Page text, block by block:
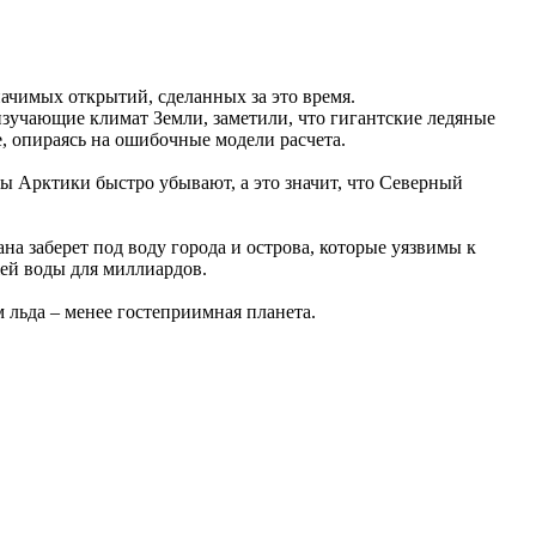
открытий, сделанных за это время.
климат Земли, заметили, что гигантские ледяные
на ошибочные модели расчета.
быстро убывают, а это значит, что Северный
заберет под воду города и острова, которые уязвимы к
воды для миллиардов.
– менее гостеприимная планета.